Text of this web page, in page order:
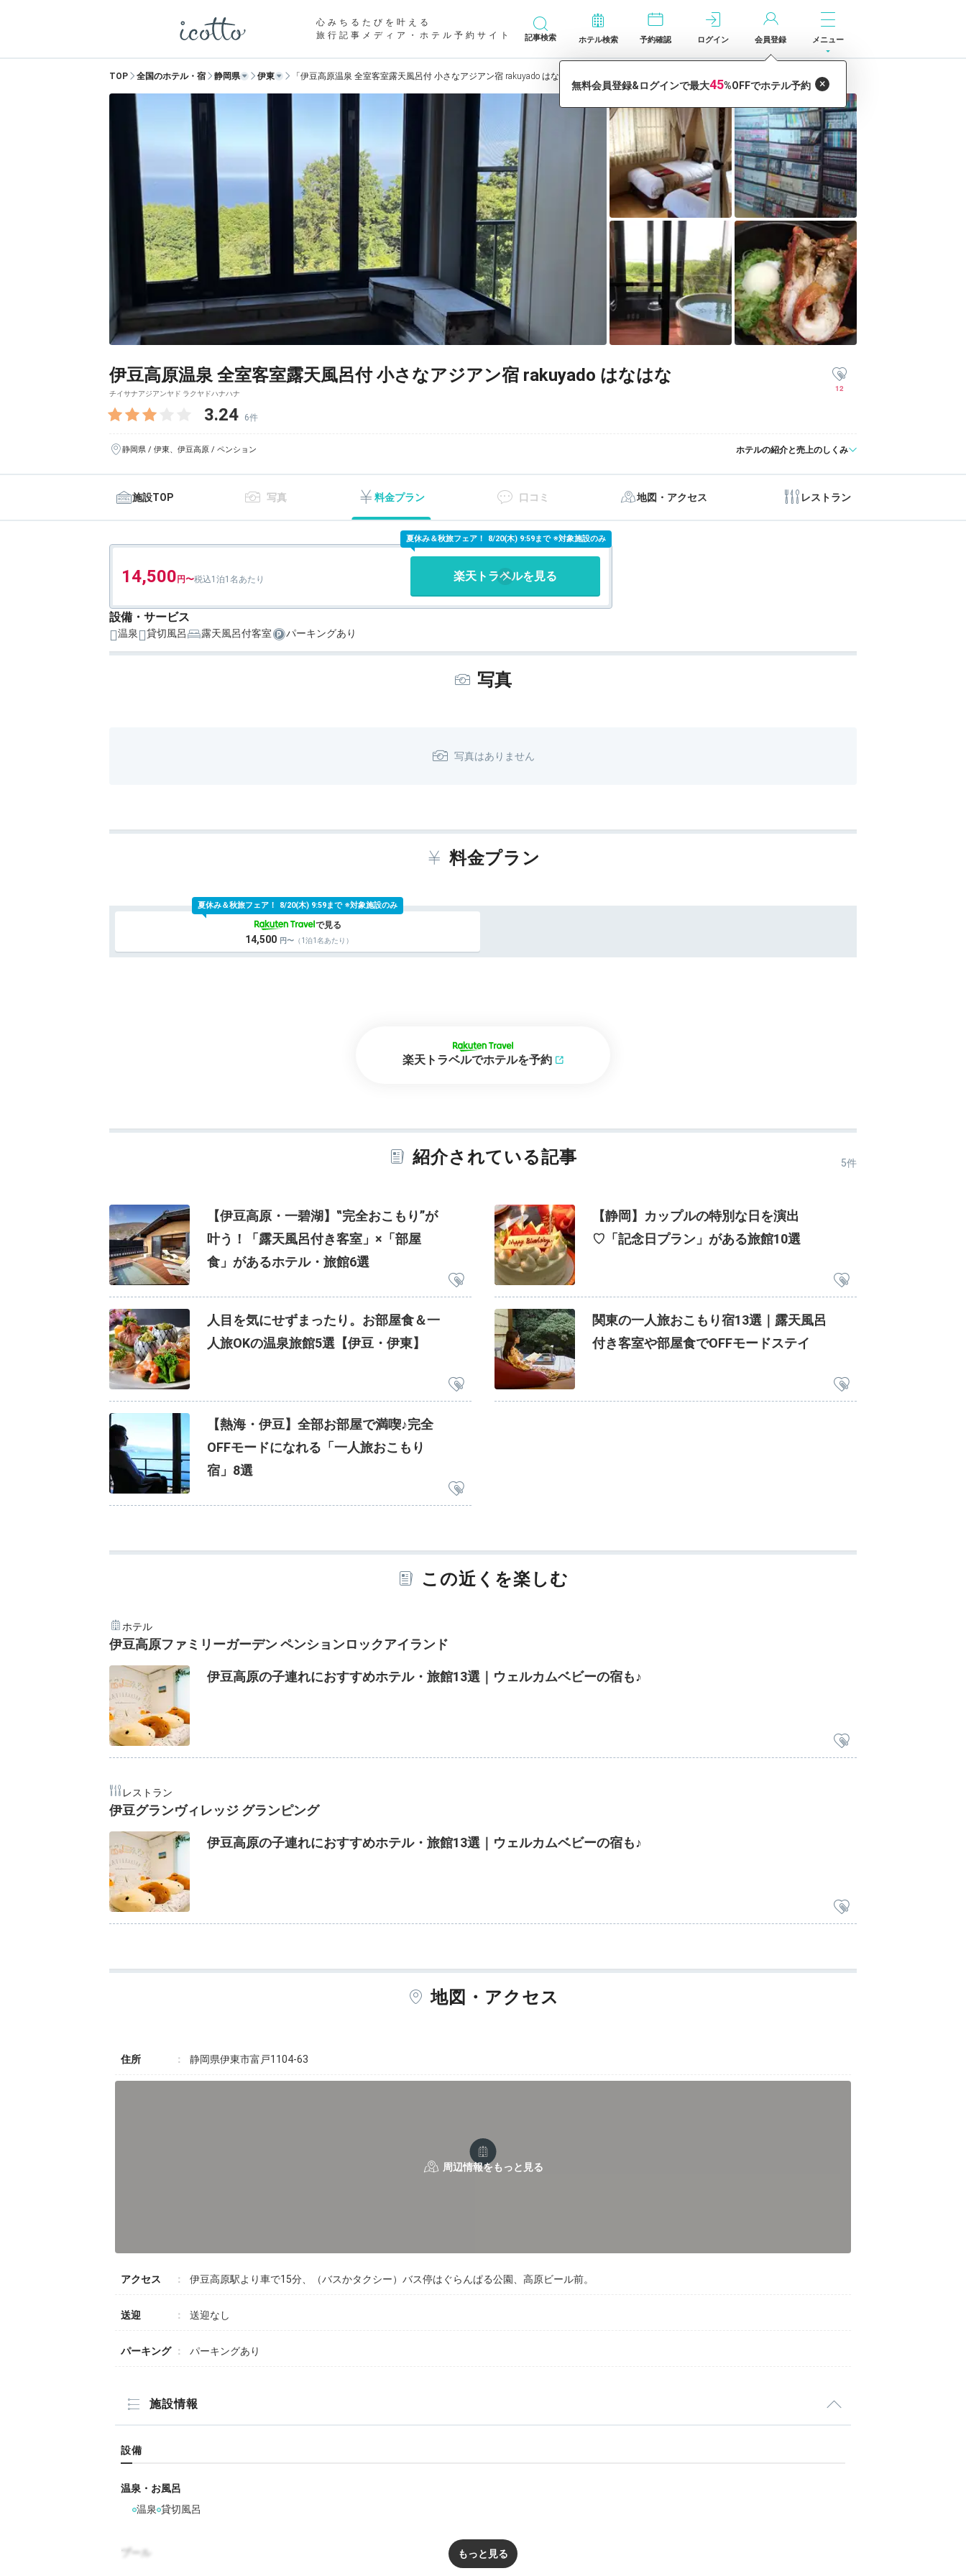
心みちるたびを叶える
旅行記事メディア・ホテル予約サイト
記事検索 ホテル検索 予約確認 ログイン 会員登録 メニュー
TOP 全国のホテル・宿 静岡県 伊東 「伊豆高原温泉 全室客室露天風呂付 小さなアジアン宿 rakuyado はなはな」の宿泊予約
伊豆高原温泉 全室客室露天風呂付 小さなアジアン宿 rakuyado はなはな
チイサナアジアンヤド ラクヤドハナハナ
3.24 6件
12
静岡県 / 伊東、伊豆高原 / ペンション ホテルの紹介と売上のしくみ
施設TOP 写真 料金プラン 口コミ 地図・アクセス レストラン
14,500 1泊1名あたり
夏休み＆秋旅フェア！ 8/20(木) 9:59まで ※対象施設のみ
楽天トラベルを見る
設備・サービス
温泉 貸切風呂 露天風呂付客室 パーキングあり
写真
料金プラン
14,500 （1泊1名あたり）
夏休み＆秋旅フェア！ 8/20(木) 9:59まで ※対象施設のみ
楽天トラベルでホテルを予約
紹介されている記事 5件
【伊豆高原・一碧湖】‟完全おこもり”が
叶う！「露天風呂付き客室」×「部屋
食」があるホテル・旅館6選
【静岡】カップルの特別な日を演出
♡「記念日プラン」がある旅館10選
人目を気にせずまったり。お部屋食＆一
人旅OKの温泉旅館5選【伊豆・伊東】
関東の一人旅おこもり宿13選｜露天風呂
付き客室や部屋食でOFFモードステイ
【熱海・伊豆】全部お部屋で満喫♪完全
OFFモードになれる「一人旅おこもり
宿」8選
この近くを楽しむ
ホテル
伊豆高原ファミリーガーデン ペンションロックアイランド
伊豆高原の子連れにおすすめホテル・旅館13選｜ウェルカムベビーの宿も♪
レストラン
伊豆グランヴィレッジ グランピング
伊豆高原の子連れにおすすめホテル・旅館13選｜ウェルカムベビーの宿も♪
地図・アクセス
住所 静岡県伊東市富戸1104-63
アクセス 伊豆高原駅より車で15分、（バスかタクシー）バス停はぐらんぱる公園、高原ビール前。
送迎 送迎なし
パーキング パーキングあり
施設情報
設備
温泉・お風呂
温泉 貸切風呂
プール